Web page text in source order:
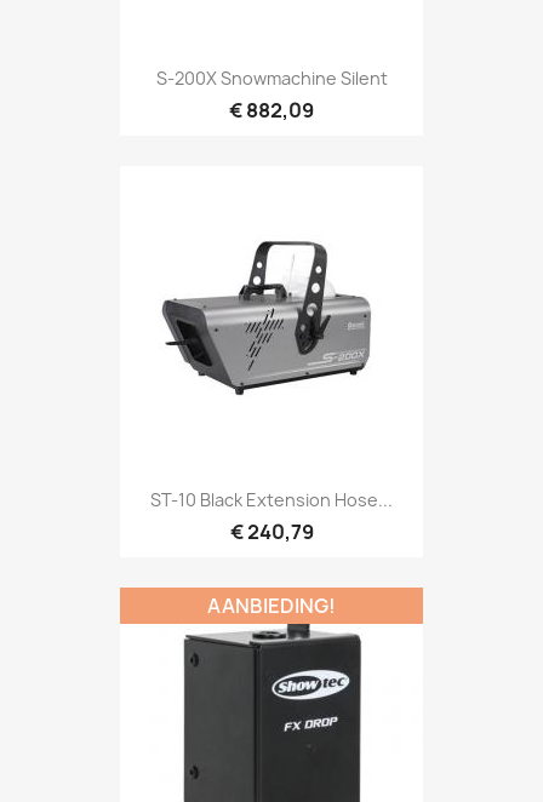
Snel bekijken
S-200X Snowmachine Silent
€ 882,09
Snel bekijken
ST-10 Black Extension Hose...
€ 240,79
AANBIEDING!